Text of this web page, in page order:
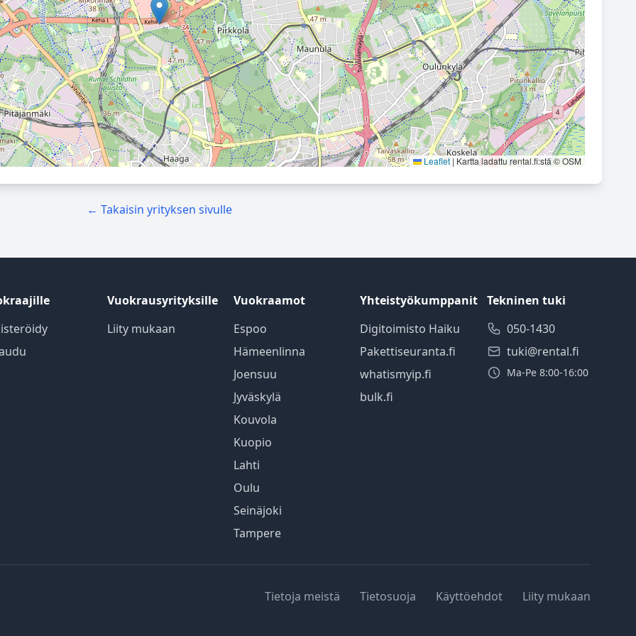
Leaflet | Kartta ladattu rental.fi:stä © OSM
← Takaisin yrityksen sivulle
Vuokrausyrityksille
Liity mukaan
Vuokraamot
Espoo
Hämeenlinna
Joensuu
Jyväskylä
Kouvola
Kuopio
Lahti
Oulu
Seinäjoki
Tampere
Yhteistyökumppanit
Digitoimisto Haiku
Pakettiseuranta.fi
whatismyip.fi
bulk.fi
Tekninen tuki
050-1430
tuki@rental.fi
Ma-Pe 8:00-16:00
Tietoja meistä Tietosuoja Käyttöehdot Liity mukaan